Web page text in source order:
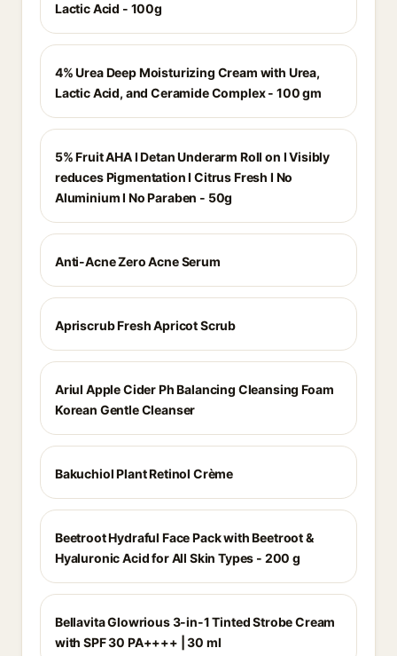
Lactic Acid - 100g
4% Urea Deep Moisturizing Cream with Urea,
Lactic Acid, and Ceramide Complex - 100 gm
5% Fruit AHA I Detan Underarm Roll on I Visibly
reduces Pigmentation I Citrus Fresh I No
Aluminium I No Paraben - 50g
Anti-Acne Zero Acne Serum
Apriscrub Fresh Apricot Scrub
Ariul Apple Cider Ph Balancing Cleansing Foam
Korean Gentle Cleanser
Bakuchiol Plant Retinol Crème
Beetroot Hydraful Face Pack with Beetroot &
Hyaluronic Acid for All Skin Types - 200 g
Bellavita Glowrious 3-in-1 Tinted Strobe Cream
with SPF 30 PA++++ | 30 ml